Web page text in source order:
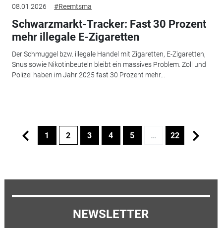
08.01.2026 #Reemtsma
Schwarzmarkt-Tracker: Fast 30 Prozent
mehr illegale E-Zigaretten
Der Schmuggel bzw. illegale Handel mit Zigaretten, E-Zigaretten,
Snus sowie Nikotinbeuteln bleibt ein massives Problem. Zoll und
Polizei haben im Jahr 2025 fast 30 Prozent mehr...
1 2 3 4 5 … 22
NEWSLETTER